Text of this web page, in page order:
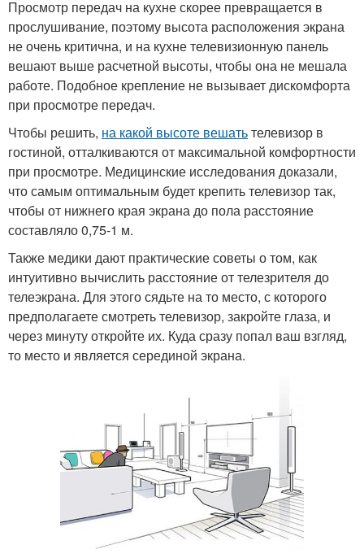
Просмотр передач на кухне скорее превращается в
прослушивание, поэтому высота расположения экрана
не очень критична, и на кухне телевизионную панель
вешают выше расчетной высоты, чтобы она не мешала
работе. Подобное крепление не вызывает дискомфорта
при просмотре передач.
Чтобы решить, на какой высоте вешатьтелевизор в
гостиной, отталкиваются от максимальной комфортности
при просмотре. Медицинские исследования доказали,
что самым оптимальным будет крепить телевизор так,
чтобы от нижнего края экрана до пола расстояние
составляло 0,75-1 м.
Также медики дают практические советы о том, как
интуитивно вычислить расстояние от телезрителя до
телеэкрана. Для этого сядьте на то место, с которого
предполагаете смотреть телевизор, закройте глаза, и
через минуту откройте их. Куда сразу попал ваш взгляд,
то место и является серединой экрана.